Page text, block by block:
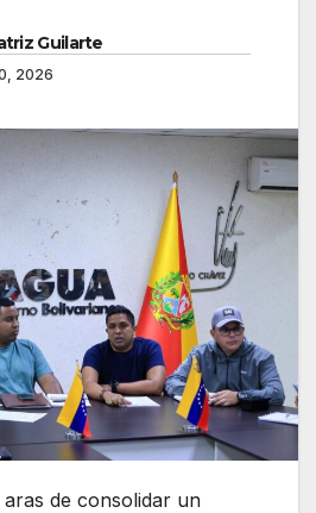
Guilarte
2026
aras de consolidar un